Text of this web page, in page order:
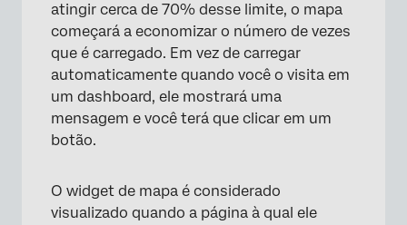
×
atingir cerca de 70% desse limite, o mapa
começará a economizar o número de vezes
que é carregado. Em vez de carregar
automaticamente quando você o visita em
um dashboard, ele mostrará uma
mensagem e você terá que clicar em um
botão.
O widget de mapa é considerado
visualizado quando a página à qual ele